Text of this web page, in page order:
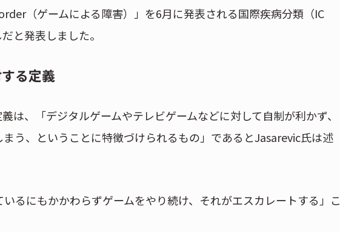
（ゲームによる障害）」を6月に発表される国際疾病分類（IC
と発表しました。
る定義
は、「デジタルゲームやテレビゲームなどに対して自制が利かず、
う、ということに特徴づけられるもの」であるとJasarevic氏は述
るにもかかわらずゲームをやり続け、それがエスカレートする」こ